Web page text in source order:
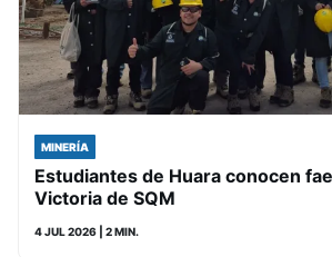
MINERÍA
Estudiantes de Huara conocen
Victoria de SQM
4 JUL 2026 | 2 MIN.